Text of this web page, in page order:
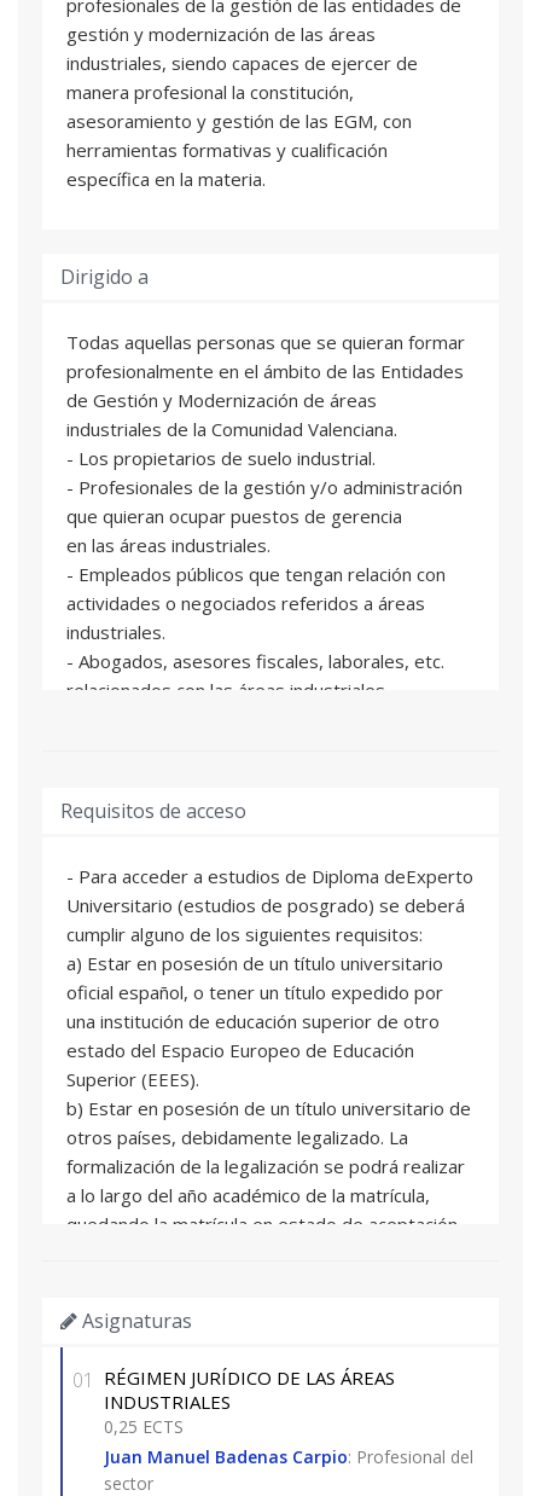
gestión y modernización de las áreas
industriales, siendo capaces de ejercer de
manera profesional la constitución,
asesoramiento y gestión de las EGM, con
herramientas formativas y cualificación
específica en la materia.
Dirigido a
Todas aquellas personas que se quieran formar
profesionalmente en el ámbito de las Entidades
de Gestión y Modernización de áreas
industriales de la Comunidad Valenciana.
- Los propietarios de suelo industrial.
- Profesionales de la gestión y/o administración
que quieran ocupar puestos de gerencia
en las áreas industriales.
- Empleados públicos que tengan relación con
actividades o negociados referidos a áreas
industriales.
- Abogados, asesores fiscales, laborales, etc.
relacionados con las áreas industriales.
Sin perjuicio de lo anterior, el diploma también
ADE, GAP, arquitectura y cualquier ingeniería,
derecho u otros grados con la finalidad de
ampliar
su formación para trabajar o prestar servicios a
las áreas industriales u ocupar el puesto de
Requisitos de acceso
- Para acceder a estudios de Diploma deExperto
Universitario (estudios de posgrado) se deberá
cumplir alguno de los siguientes requisitos:
a) Estar en posesión de un título universitario
oficial español, o tener un título expedido por
una institución de educación superior de otro
estado del Espacio Europeo de Educación
Superior (EEES).
b) Estar en posesión de un título universitario de
otros países, debidamente legalizado. La
formalización de la legalización se podrá realizar
a lo largo del año académico de la matrícula,
quedando la matrícula en estado de aceptación
experiencia en el sector y con nivel de acceso a
universidad.
Asignaturas
01
RÉGIMEN JURÍDICO DE LAS ÁREAS
INDUSTRIALES
0,25 ECTS
Juan Manuel Badenas Carpio: Profesional del
sector